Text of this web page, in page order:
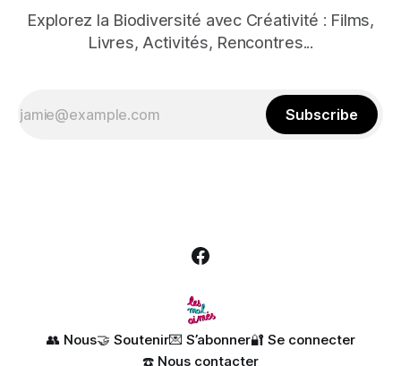
Explorez la Biodiversité avec Créativité : Films,
Livres, Activités, Rencontres...
Subscribe
👥 Nous🤝 Soutenir💌 S’abonner🔐 Se connecter
☎️ Nous contacter